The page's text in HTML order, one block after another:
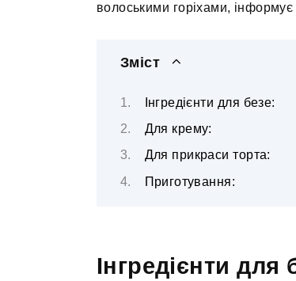
волоськими горіхами,
Зміст
Інгредієнти для безе:
Для крему:
Для прикраси торта:
Приготування:
Інгредієнти для